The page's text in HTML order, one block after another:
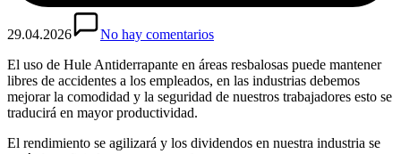
29.04.2026
No hay comentarios
El uso de Hule Antiderrapante en áreas resbalosas puede mantener
libres de accidentes a los empleados, en las industrias debemos
mejorar la comodidad y la seguridad de nuestros trabajadores esto se
traducirá en mayor productividad.
El rendimiento se agilizará y los dividendos en nuestra industria se